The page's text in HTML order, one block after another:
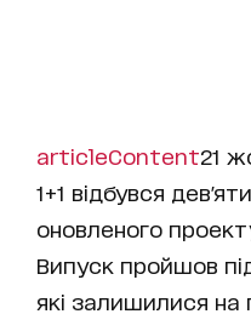
articleContent21
1+1 відбувся
оновленого
Випуск пройшов
які залишилися на